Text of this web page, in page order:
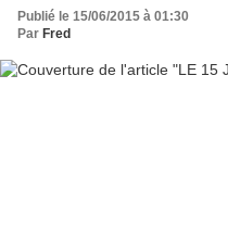
Publié le 15/06/2015 à 01:30
Par Fred